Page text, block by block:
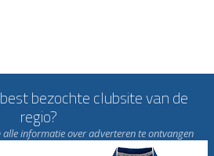
bezochte clubsite van de
regio?
alle informatie over adverteren te ontvangen